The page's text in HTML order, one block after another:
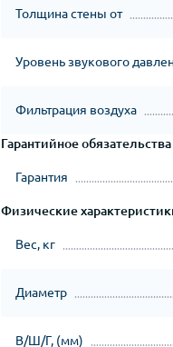
Толщина стены от
Уровень звукового
Фильтрация воздуха
Гарантийное обязательства
Гарантия
Физические
Вес, кг
Диаметр
В/Ш/Г, (мм)